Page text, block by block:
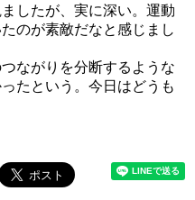
したが、実に深い。運動
のが素敵だなと感じまし
ながりを分断するような
たという。今日はどうも